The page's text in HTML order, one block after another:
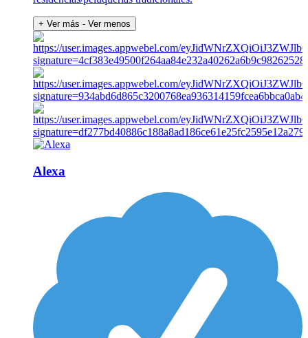
+ Ver más - Ver menos
Alexa